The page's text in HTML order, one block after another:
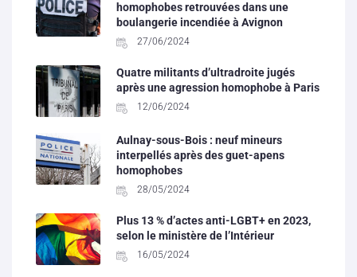
homophobes retrouvées dans une
boulangerie incendiée à Avignon
27/06/2024
Quatre militants d’ultradroite jugés
après une agression homophobe à Paris
12/06/2024
Aulnay-sous-Bois : neuf mineurs
interpellés après des guet-apens
homophobes
28/05/2024
Plus 13 % d’actes anti-LGBT+ en 2023,
selon le ministère de l’Intérieur
16/05/2024